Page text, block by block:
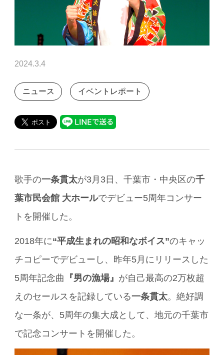
2024.3.4
ニュース イベントレポート
歌手の一条貫太が3月3日、千葉市・中央区の千
葉市民会館 大ホールでデビュー5周年コンサー
トを開催した。
2018年に“平成生まれの昭和なボイス”のキャッ
チコピーでデビューし、昨年5月にリリースした
5周年記念曲
『男の漁場』 が自己最高の2万枚超
えのセールスを記録している一条貫太。絶好調
な一条が、5周年の集大成として、地元の千葉市
で記念コンサートを開催した。